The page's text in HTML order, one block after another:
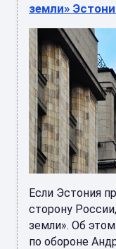
земли»
Если Эстония
сторону
земли». Об
по обороне